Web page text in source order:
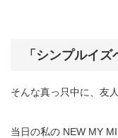
「シンプルイ
そんな真っ只中に、友
当日の私の NEW MY